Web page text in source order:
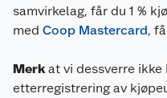
samvirkelag, får du 1 %
med Coop Mastercard,
Merkat vi dessverre
etterregistrering av